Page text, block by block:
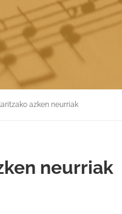
azken neurriak
neurriak